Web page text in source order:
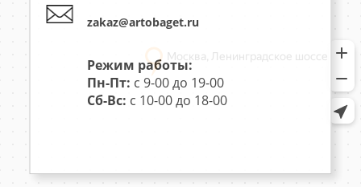
zakaz@artobaget.ru
Режим работы:
Пн-Пт: с 9-00 до 19-00
Сб-Вс: с 10-00 до 18-00